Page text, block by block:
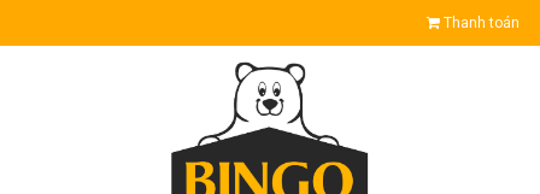
Thanh toán